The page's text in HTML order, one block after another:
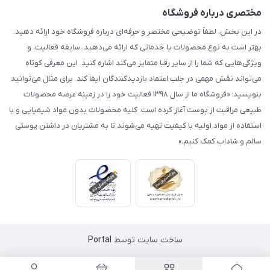
مختصری درباره فروشگاه
در این بخش، لطفاً توضیحی مختصر و حرفه‌ای درباره فروشگاه خود ارائه دهید.
بهتر است به نوع محصولات یا خدماتی که ارائه می‌دهید، سابقه فعالیت، و
ویژگی‌هایی که شما را از سایر رقبا متمایز می‌کند اشاره کنید. این معرفی کوتاه
می‌تواند نقش مهمی در جلب اعتماد بازدیدکنندگان ایفا کند. برای مثال می‌توانید
بنویسید: «فروشگاه ما از سال ۱۳۹۸ فعالیت خود را در زمینه عرضه محصولات
طبیعی مراقبت از پوست آغاز کرده است. کلیه محصولات بدون مواد شیمیایی و با
استفاده از مواد اولیه با کیفیت تهیه می‌شوند تا به مشتریان در داشتن پوستی
سالم و شاداب کمک کنیم.»
ساخت سایت توسط Portal